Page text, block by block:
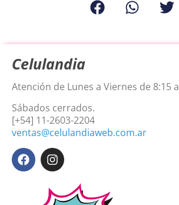
Celulandia
Atención de Lunes a Viernes de 8:15
Sábados cerrados.
[+54] 11-2603-2204
ventas@celulandiaweb.com.ar